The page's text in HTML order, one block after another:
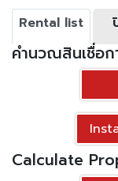
Rental list
คำนวณสินเชื่อก
Calculate